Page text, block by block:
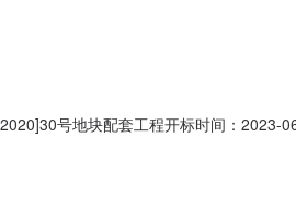
号地块配套工程开标时间：2023-
期：135，投标保证金额：50，投标文